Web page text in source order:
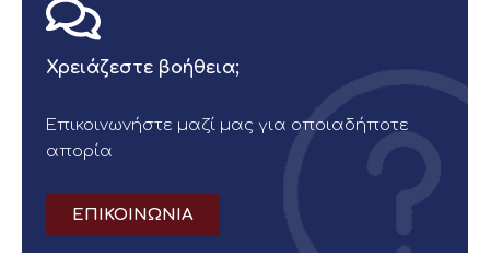
Χρειάζεστε βοήθεια;
Επικοινωνήστε μαζί μας για οποιαδήποτε
απορία
ΕΠΙΚΟΙΝΩΝΙΑ